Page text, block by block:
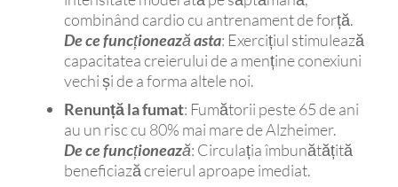
combinând cardio cu antrenament de forță.
De ce funcționează asta: Exercițiul stimulează
capacitatea creierului de a menține conexiuni
vechi și de a forma altele noi.
Renunță la fumat: Fumătorii peste 65 de ani
au un risc cu 80% mai mare de Alzheimer.
De ce funcționează: Circulația îmbunătățită
beneficiază creierul aproape imediat.